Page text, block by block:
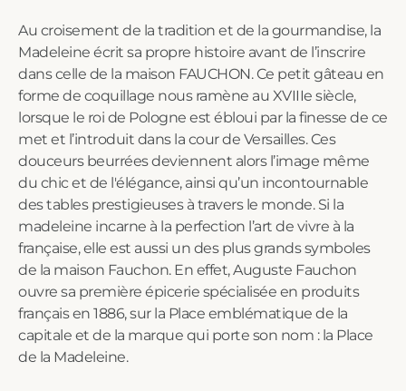
Au croisement de la tradition et de la gourmandise, la
Madeleine écrit sa propre histoire avant de l’inscrire
dans celle de la maison FAUCHON. Ce petit gâteau en
forme de coquillage nous ramène au XVIIIe siècle,
lorsque le roi de Pologne est ébloui par la finesse de ce
met et l’introduit dans la cour de Versailles. Ces
douceurs beurrées deviennent alors l’image même
du chic et de l'élégance, ainsi qu’un incontournable
des tables prestigieuses à travers le monde. Si la
madeleine incarne à la perfection l’art de vivre à la
française, elle est aussi un des plus grands symboles
de la maison Fauchon. En effet, Auguste Fauchon
ouvre sa première épicerie spécialisée en produits
français en 1886, sur la Place emblématique de la
capitale et de la marque qui porte son nom : la Place
de la Madeleine.